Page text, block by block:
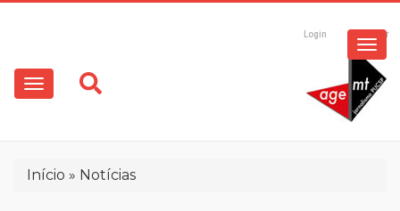
conteúdo
principal
Login Registrar
Main
navigation
Trilha
Início Notícias